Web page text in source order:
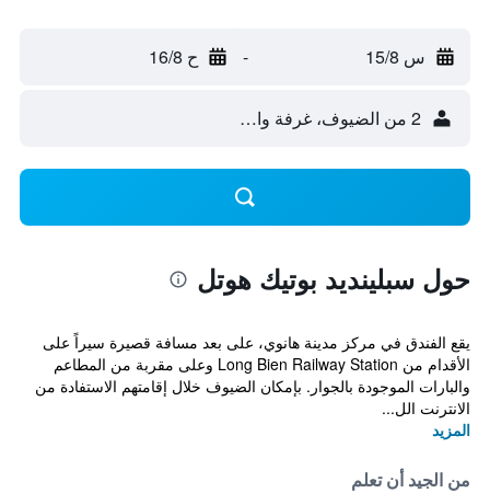
س 15/8 - ح 16/8
2 من الضيوف، غرفة واحدة
حول سبلينديد بوتيك هوتل
يقع الفندق في مركز مدينة هانوي، على بعد مسافة قصيرة سيراً على
الأقدام من Long Bien Railway Station وعلى مقربة من المطاعم
والبارات الموجودة بالجوار. بإمكان الضيوف خلال إقامتهم الاستفادة من
الانترنت الل...
المزيد
من الجيد أن تعلم